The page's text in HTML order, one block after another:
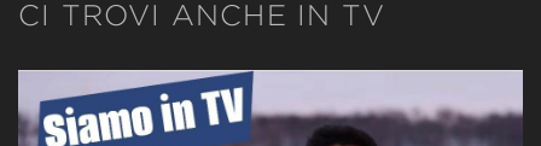
CI TROVI ANCHE IN TV